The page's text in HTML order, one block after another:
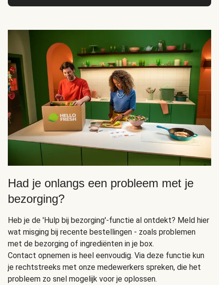
Had je onlangs een probleem met je
bezorging?
Heb je de 'Hulp bij bezorging'-functie al ontdekt? Meld hier
wat misging bij recente bestellingen - zoals problemen
met de bezorging of ingrediënten in je box.
Contact opnemen is heel eenvoudig. Via deze functie kun
je rechtstreeks met onze medewerkers spreken, die het
probleem zo snel mogelijk voor je oplossen.